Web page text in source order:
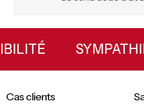
Primary
Sidebar
Cas clients